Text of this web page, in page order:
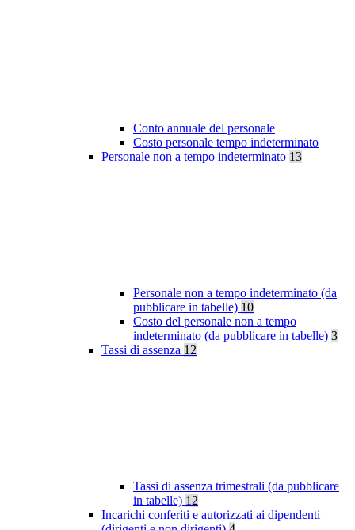
Conto annuale del personale
Costo personale tempo indeterminato
Personale non a tempo indeterminato 13
Personale non a tempo indeterminato (da
pubblicare in tabelle) 10
Costo del personale non a tempo
indeterminato (da pubblicare in tabelle) 3
Tassi di assenza 12
Tassi di assenza trimestrali (da pubblicare
in tabelle) 12
Incarichi conferiti e autorizzati ai dipendenti